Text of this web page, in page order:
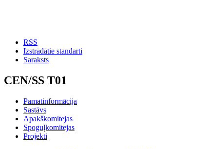
RSS
Izstrādātie standarti
Saraksts
CEN/SS T01
Pamatinformācija
Sastāvs
Apakškomitejas
Spoguļkomitejas
Projekti